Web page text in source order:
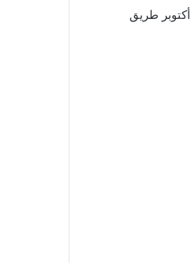
من قبل أكبر شركة تطوير عقاري في السوق المصري شركة أوراسكوم الشهيرة يقع المشروع في أبرز مناطق المدينة في 6 أكتوبر طريق